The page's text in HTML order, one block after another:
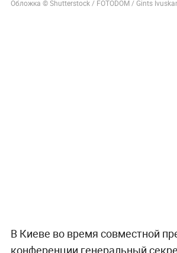
Обложка © Shutterstock / FOTODOM / Gints
В Киеве во время совместной
конференции генеральный